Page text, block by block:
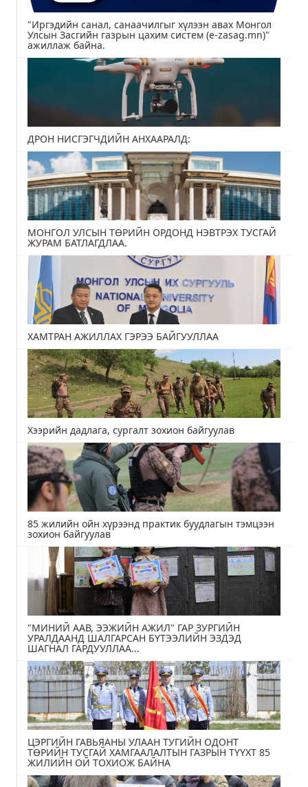
"Иргэдийн санал, санаачилгыг хүлээн авах Монгол
Улсын Засгийн газрын цахим систем (e-zasag.mn)"
ажиллаж байна.
ДРОН НИСГЭГЧДИЙН АНХААРАЛД:
МОНГОЛ УЛСЫН ТӨРИЙН ОРДОНД НЭВТРЭХ ТУСГАЙ
ЖУРАМ БАТЛАГДЛАА.
ХАМТРАН АЖИЛЛАХ ГЭРЭЭ БАЙГУУЛЛАА
Хээрийн дадлага, сургалт зохион байгуулав
85 жилийн ойн хүрээнд практик буудлагын тэмцээн
зохион байгуулав
"МИНИЙ ААВ, ЭЭЖИЙН АЖИЛ" ГАР ЗУРГИЙН
УРАЛДААНД ШАЛГАРСАН БҮТЭЭЛИЙН ЭЗДЭД
ШАГНАЛ ГАРДУУЛЛАА...
ЦЭРГИЙН ГАВЬЯАНЫ УЛААН ТУГИЙН ОДОНТ
ТӨРИЙН ТУСГАЙ ХАМГААЛАЛТЫН ГАЗРЫН ТҮҮХТ 85
ЖИЛИЙН ОЙ ТОХИОЖ БАЙНА